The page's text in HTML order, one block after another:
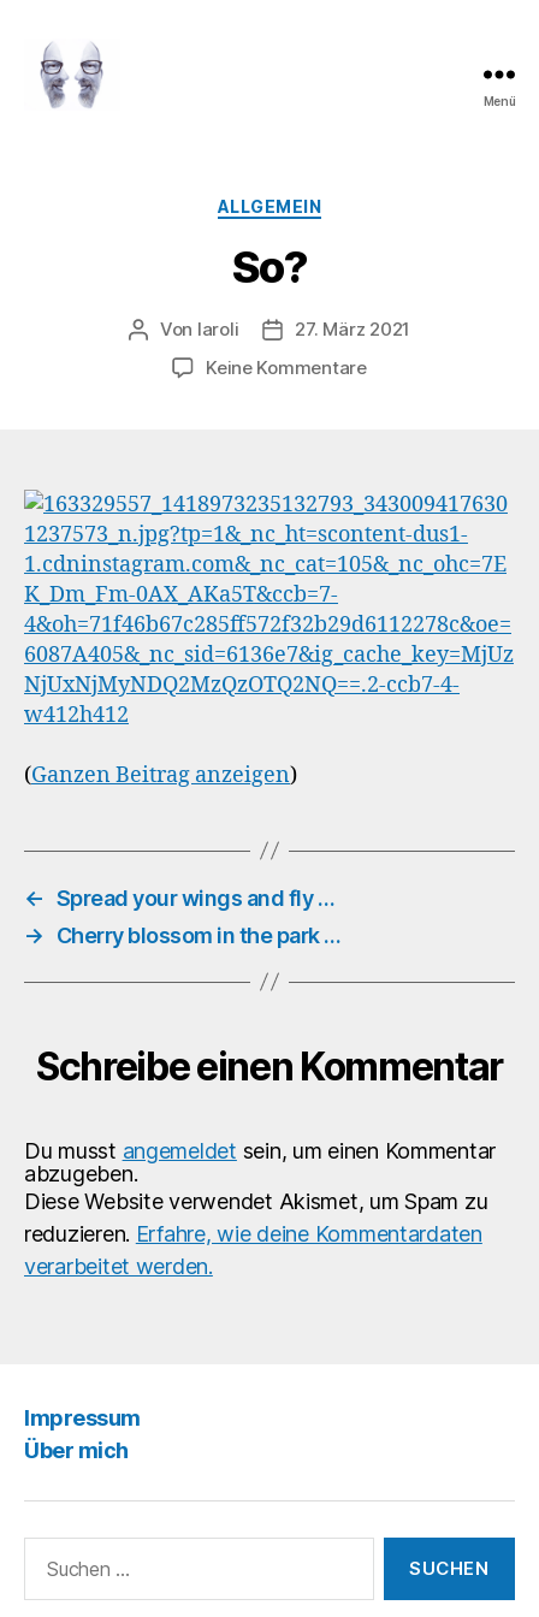
Menü
Kategorien
ALLGEMEIN
So?
Beitragsautor
Von laroli Veröffentlichungsdatum
27. März 2021
Keine Kommentarezu
(Ganzen Beitrag anzeigen)
← Spread your wings and fly …
→
Cherry blossom in the park …
Schreibe einen Kommentar
Du musst angemeldet sein, um einen Kommentar
abzugeben.
Diese Website verwendet Akismet, um Spam zu
reduzieren. Erfahre, wie deine Kommentardaten
verarbeitet werden.
Impressum
Über mich
nach: